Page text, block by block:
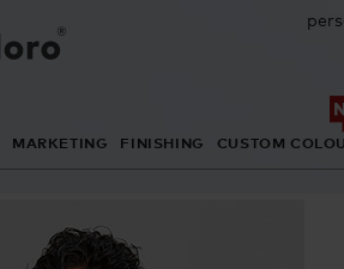
MARKETING FINISHING CUSTOM